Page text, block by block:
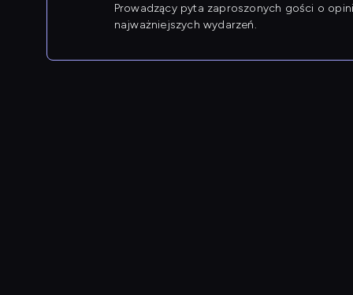
Prowadzący pyta zaproszonych gości o
najważniejszych wydarzeń.